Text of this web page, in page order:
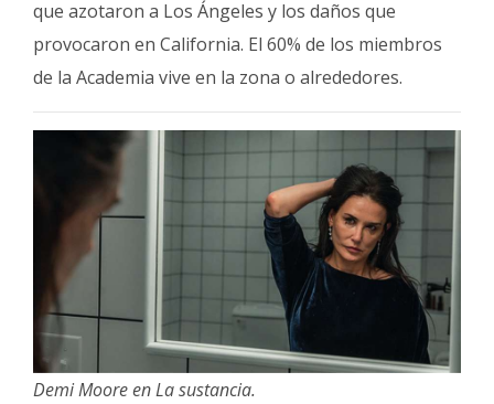
que azotaron a Los Ángeles y los daños que
provocaron en California. El 60% de los miembros
de la Academia vive en la zona o alrededores.
Demi Moore en La sustancia.